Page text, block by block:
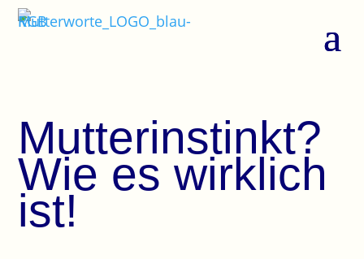
Mutterinstinkt?
Wie es wirklich
ist!